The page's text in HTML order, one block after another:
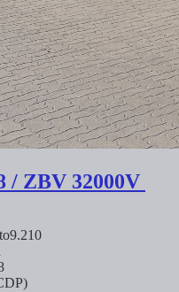
/ ZBV 32000V
9.210